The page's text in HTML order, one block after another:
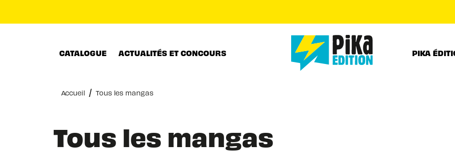
CATALOGUE ACTUALITÉS ET CONCOURS PIKA
Accueil / Tous les mangas
Tous les mangas